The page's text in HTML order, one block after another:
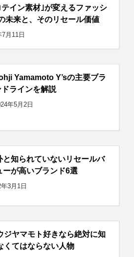
テイン素材｣が変えるファッシ
未来と、そのリセール価値
月11日
Yamamoto Y’sの主要ブラ
ドラインを解説
年5月2日
と知られていないリセールバ
ーが高いブランド6選
3月1日
ジヤマモト好きなら絶対に知
くてはならない人物